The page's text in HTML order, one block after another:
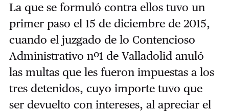
La que se formuló contra ellos tuvo un
primer paso el 15 de diciembre de 2015,
cuando el juzgado de lo Contencioso
Administrativo nº1 de Valladolid anuló
las multas que les fueron impuestas a los
tres detenidos, cuyo importe tuvo que
ser devuelto con intereses, al apreciar el